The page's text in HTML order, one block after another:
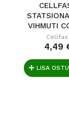
VIHMUTI
IDEAL
4,49
LISA